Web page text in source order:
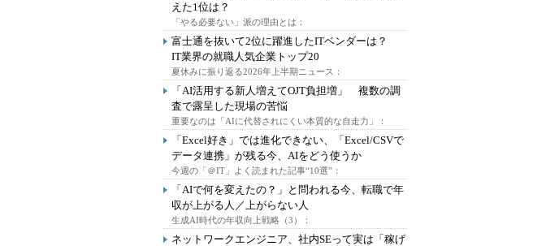
えた1位は？
「やる必要ない」派の理由とは：
富士通を抜いて2位に躍進したITベンダーは？
IT業界の就職人気企業トップ20
夏休みに振り返る2026年上半期ニュース：
「AI活用する新人増えてOJT負担増」 複数の調
査で露呈した現場の苦悩
重要なのは「AIに代替されにくい本質的な自走力」：
「Excel好き」では進化できない、「Excel/CSVで
データ連携」が残る今、AIをどう使うか
今週の「＠IT」よく読まれた記事“10選”：
「AIで何を変えたの？」と問われる今、転職で年
収が上がる人／上がらない人
生成AI時代の年収向上戦略（3）：
ネットワークエンジニア、社内SEって実は「稼げ